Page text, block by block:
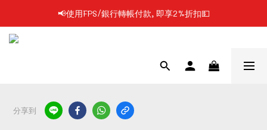
📢凡購物滿$199 順豐自提點免運費📦📦
📢使用FPS/銀行轉帳付款, 即享2%折扣💵
分享到